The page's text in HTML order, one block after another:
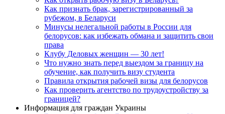
Как признать брак, зарегистрированный за
рубежом, в Беларуси
Минусы нелегальной работы в России для
белорусов: как избежать обмана и защитить свои
права
Клубу Деловых женщин — 30 лет!
Что нужно знать перед выездом за границу на
обучение, как получить визу студента
Правила открытия рабочей визы для белорусов
Как проверить агентство по трудоустройству за
границей?
Информация для граждан Украины